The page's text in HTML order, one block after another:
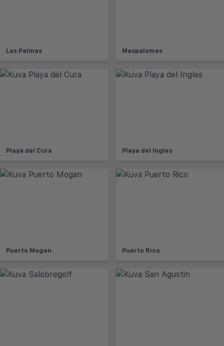
Las Palmas Maspalomas
Playa del Cura Playa del Ingles
Puerto Mogan Puerto Rico